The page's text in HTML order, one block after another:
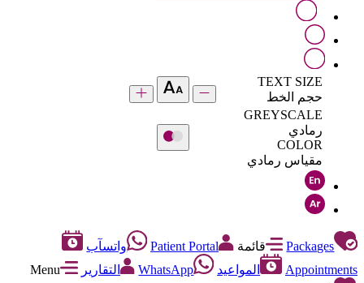
TEXT SIZE
حجم الخط
GREYSCALE
رمادي
COLOR
مقياس رمادي
Packages قائمة Patient Portal
واتسآب
Appointments
المواعيد WhatsApp التقارير
Menu